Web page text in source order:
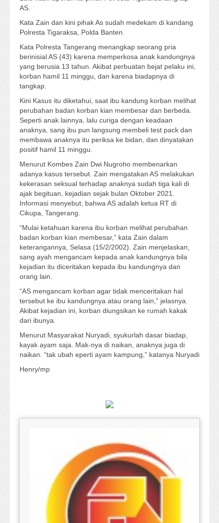
AS.
Kata Zain dan kini pihak As sudah medekam di kandang
Polresta Tigaraksa, Polda Banten.
Kata Polresta Tangerang menangkap seorang pria
berinisial AS (43) karena memperkosa anak kandungnya
yang berusia 13 tahun. Akibat perbuatan bejat pelaku ini,
korban hamil 11 minggu, dan karena biadapnya di
tangkap.
Kini Kasus itu diketahui, saat ibu kandung korban melihat
perubahan badan korban kian membesar dan berbeda.
Seperti anak lainnya, lalu curiga dengan keadaan
anaknya, sang ibu pun langsung membeli test pack dan
membawa anaknya itu periksa ke bidan, dan dinyatakan
positif hamil 11 minggu.
Menurut Kombes Zain Dwi Nugroho membenarkan
adanya kasus tersebut. Zain mengatakan AS melakukan
kekerasan seksual terhadap anaknya sudah tiga kali di
ajak begituan, kejadian sejak bulan Oktober 2021.
Informasi menyebut, bahwa AS adalah ketua RT di
Cikupa, Tangerang.
“Mulai ketahuan karena ibu korban melihat perubahan
badan korban kian membesar,” kata Zain dalam
keterangannya, Selasa (15/2/2002). Zain menjelaskan,
sang ayah mengancam kepada anak kandungnya bila
kejadian itu diceritakan kepada ibu kandungnya dan
orang lain.
“AS mengancam korban agar tidak menceritakan hal
tersebut ke ibu kandungnya atau orang lain,” jelasnya.
Akibat kejadian ini, korban diungsikan ke rumah kakak
dari ibunya.
Menurut Masyarakat Nuryadi, syukurlah dasar biadap,
kayak ayam saja. Mak-nya di naikan, anaknya juga di
naikan. “tak ubah eperti ayam kampung,” katanya Nuryadi
Henry/mp